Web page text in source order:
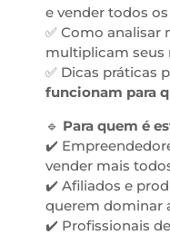
e vender todos
✅ Como analisar
multiplicam seus
✅ Dicas práticas
funcionam para
🔹 Para quem é
✔️
vender mais
✔️ Afiliados e
querem dominar
✔️ Profissionais